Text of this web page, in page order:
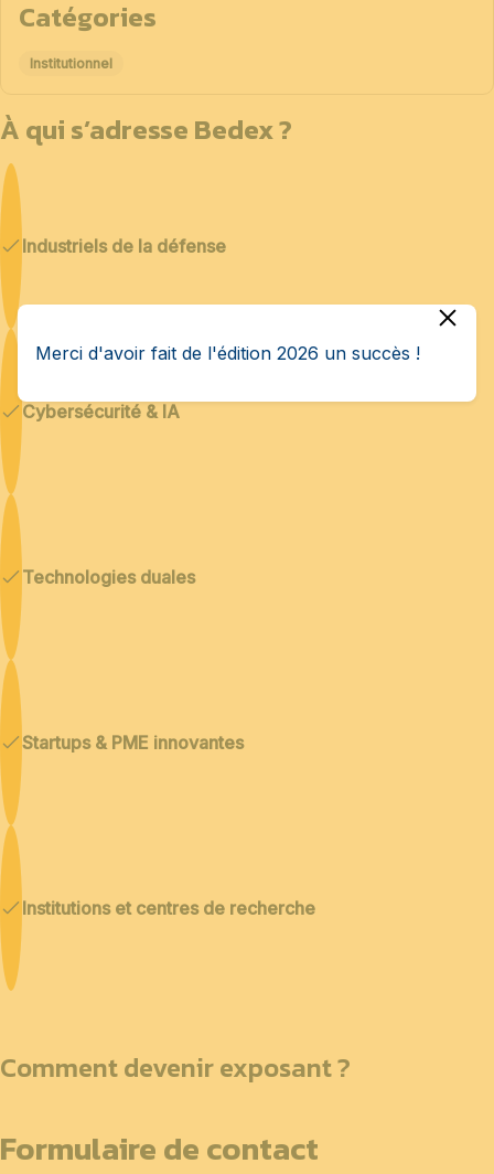
Catégories
Institutionnel
À qui s’adresse Bedex ?
Industriels de la défense
Cybersécurité & IA
Technologies duales
Startups & PME innovantes
Institutions et centres de recherche
Comment devenir exposant ?
Formulaire de contact
Merci d'avoir fait de l'édition 2026 un succès !